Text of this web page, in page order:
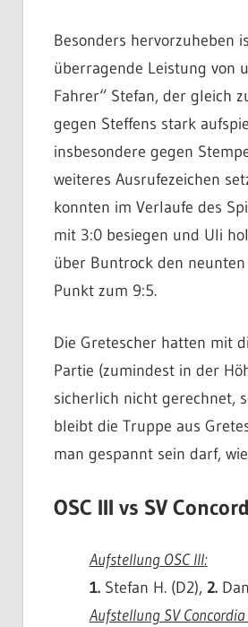
Besonders hervorzuheben
überragende Leistung von
Fahrer“ Stefan, der gleich
gegen Steffens stark
insbesondere gegen
weiteres Ausrufezeichen
konnten im Verlaufe des
mit 3:0 besiegen und Uli
über Buntrock den
Punkt zum 9:5.
Die Gretescher hatten mit
Partie (zumindest in der
sicherlich nicht gerechnet,
bleibt die Truppe aus
man gespannt sein darf,
OSC III vs SV
Aufstellung OSC III:
1.Stefan H. (D2), 2.
Aufstellung SV